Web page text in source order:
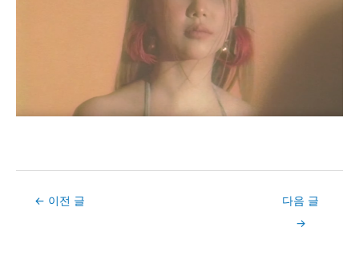
Post← 이전 글
다음 글
→